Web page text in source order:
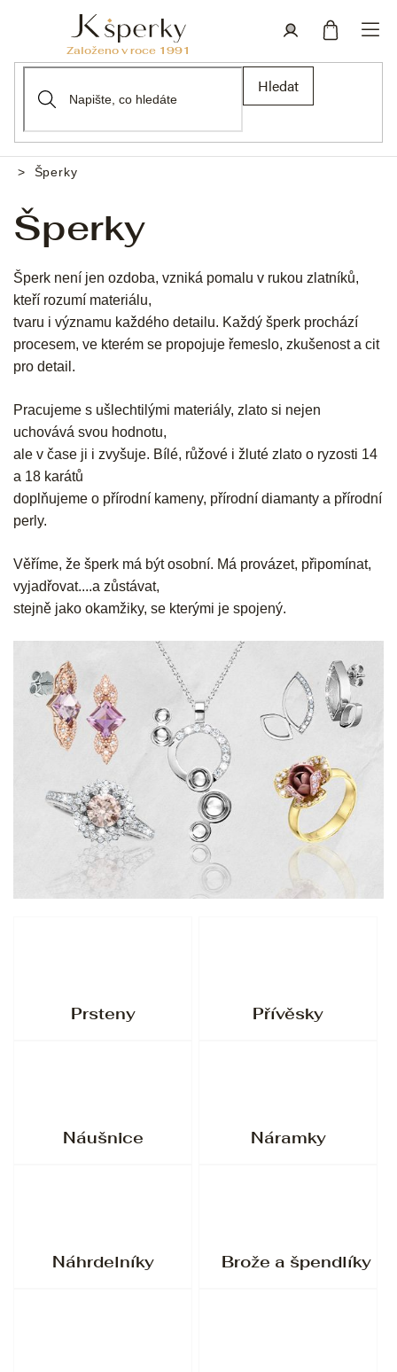
Hledat
Domů
Šperky
Šperky
Šperk není jen ozdoba, vzniká pomalu v rukou zlatníků,
kteří rozumí materiálu,
tvaru i významu každého detailu. Každý šperk prochází
procesem, ve kterém se propojuje řemeslo, zkušenost a cit
pro detail.
Pracujeme s ušlechtilými materiály, zlato si nejen
uchovává svou hodnotu,
ale v čase ji i zvyšuje. Bílé, růžové i žluté zlato o ryzosti 14
a 18 karátů
doplňujeme o přírodní kameny, přírodní diamanty a přírodní
perly.
Věříme, že šperk má být osobní. Má provázet, připomínat,
vyjadřovat....a zůstávat,
stejně jako okamžiky, se kterými je spojený.
Prsteny Přívěsky
Náušnice Náramky
Náhrdelníky Brože a špendlíky